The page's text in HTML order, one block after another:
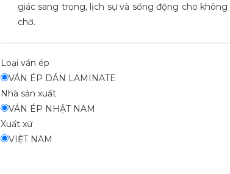
giác sang trọng, lịch sự và sống động cho
chờ.
Loại ván ép
VÁN ÉP DÁN LAMINATE
Nhà sản xuất
VÁN ÉP NHẬT NAM
Xuất xứ
VIỆT NAM